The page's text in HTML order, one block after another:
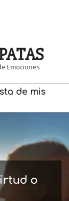
Emociones
de mis
o